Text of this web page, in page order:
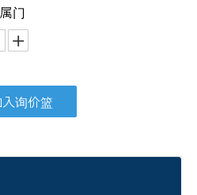
门
询价篮